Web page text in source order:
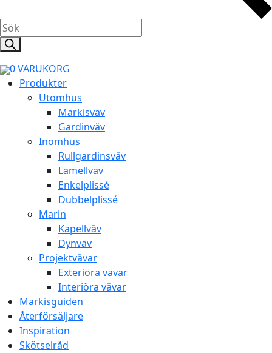
Products
search
0VARUKORG
Produkter
Utomhus
Markisväv
Gardinväv
Inomhus
Rullgardinsväv
Lamellväv
Enkelplissé
Dubbelplissé
Marin
Kapellväv
Dynväv
Projektvävar
Exteriöra vävar
Interiöra vävar
Markisguiden
Återförsäljare
Inspiration
Skötselråd